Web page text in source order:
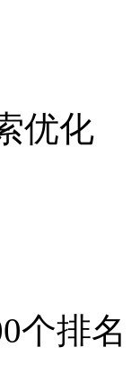
优化
个排名